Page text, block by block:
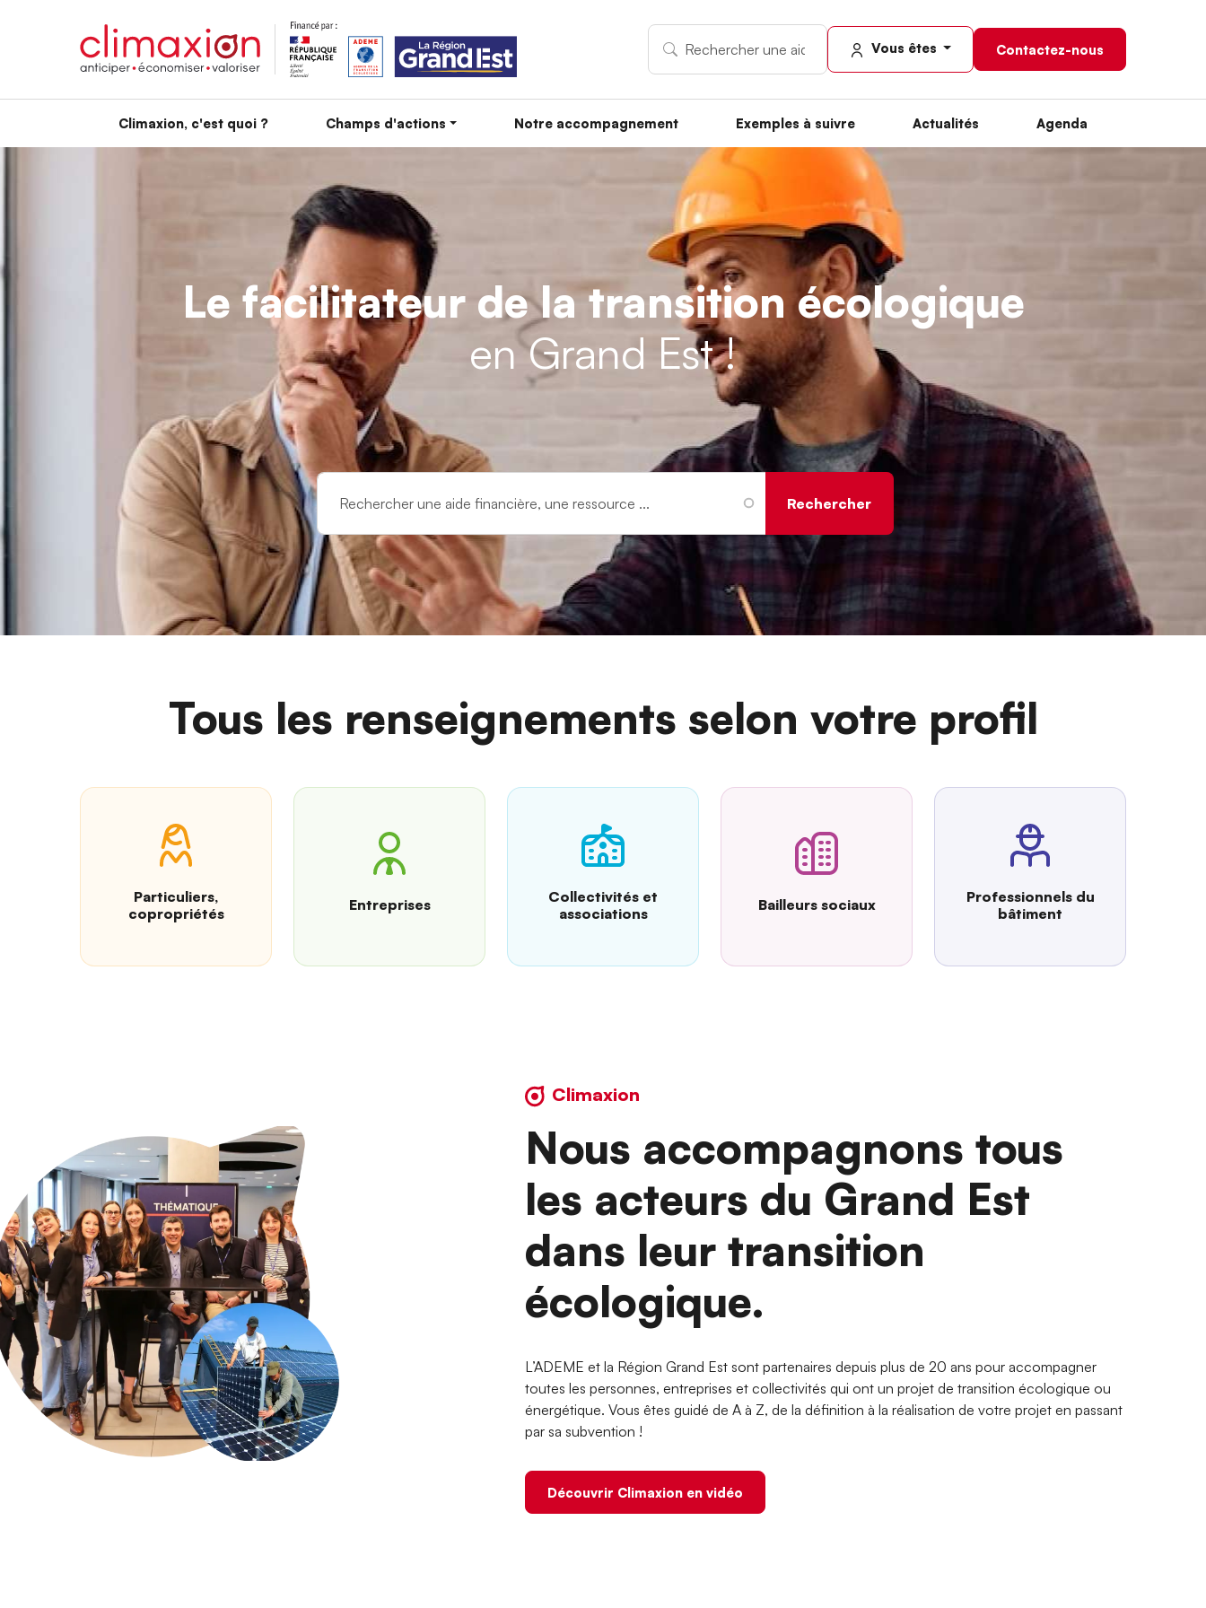
Vous êtes Contactez-nous
Climaxion, c'est quoi ? Champs d'actions Notre accompagnement Exemples à suivre Actualités Agenda
Le facilitateur de la transition écologique
en Grand Est !
Tous les renseignements selon votre profil
Particuliers,
copropriétés
Entreprises
Collectivités et
associations
Bailleurs sociaux
Professionnels du
bâtiment
Climaxion
Nous accompagnons tous
les acteurs du Grand Est
dans leur transition
écologique.
L’ADEME et la Région Grand Est sont partenaires depuis plus de 20 ans pour accompagner
toutes les personnes, entreprises et collectivités qui ont un projet de transition écologique ou
énergétique. Vous êtes guidé de A à Z, de la définition à la réalisation de votre projet en passant
par sa subvention !
Découvrir Climaxion en vidéo